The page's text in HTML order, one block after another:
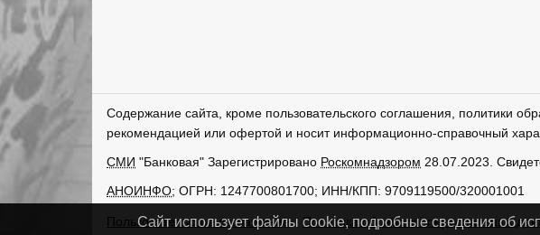
Содержание сайта, кроме пользовательского соглашения, политики
рекомендацией или офертой и носит информационно-справочный
СМИ "Банковая" Зарегистрировано Роскомнадзором 28.07.2023.
АНОИНФО; ОГРН: 1247700801700; ИНН/КПП: 9709119500/320001001
Пользовательское соглашение Политика обработки персональных
Сайт использует файлы cookie, подробные сведения об